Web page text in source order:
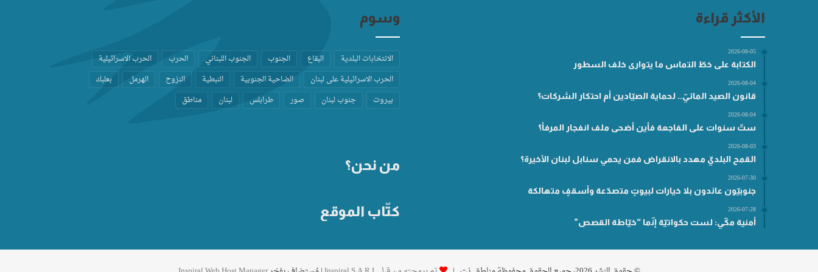
الأكثر قراءة
2026-08-05
الكتابة على خطّ التماس ما يتوارى خلف السطور
2026-08-04
قانون الصيد المائيّ.. لحماية الصيّادين أم احتكار الشركات؟
2026-08-04
ستّ سنوات على الفاجعة فأين أضحى ملف انفجار المرفأ؟
2026-08-03
القمح البلديّ مهدد بالانقراض فمن يحمي سنابل لبنان الأخيرة؟
2026-07-30
جنوبيّون عائدون بلا خيارات لبيوتٍ متصدّعة وأسقفٍ متهالكة
2026-07-28
أمنية مكّي: لست حكواتيّة إنّما “خيّاطة القصص”
وسوم
الانتخابات البلدية البقاع الجنوب الجنوب اللبناني الحرب
الحرب الاسرائيلية
الحرب الاسرائيلية على لبنان
الضاحية الجنوبية النبطية النزوح الهرمل
بعلبك
بيروت
جنوب لبنان صور طرابلس لبنان مناطق
من نحن؟
كتّاب الموقع